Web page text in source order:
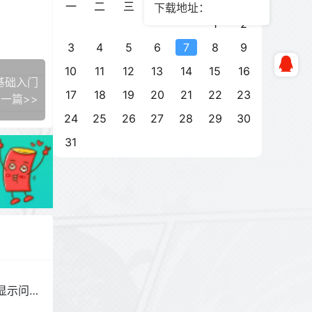
下载地址：
础入门
篇>>
示问
一 二 三 四 五
1
2
3
4 5 6 7 8
9
10
11 12 13 14 15
16
17
18 19 20 21 22
23
24
25 26 27 28 29
30
31